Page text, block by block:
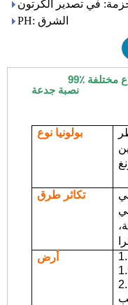
في تصدير الكرتون
PH: الشرق
99٪ معدل البقاء على قيد الحياة بولونيا أنواع مختلفة
نصبة جدعة
بولونيا نوع
تكاثر طرق
أرض
1. مستوى المياه الجوفية: أكثر من
2. قوام التربة: permeablility أو التهوية